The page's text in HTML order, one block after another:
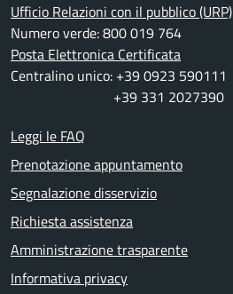
Ufficio Relazioni con il pubblico (URP)
Numero verde: 800 019 764
Posta Elettronica Certificata
Centralino unico: +39 0923 590111
+39 331 2027390
Leggi le FAQ
Prenotazione appuntamento
Segnalazione disservizio
Richiesta assistenza
Amministrazione trasparente
Informativa privacy